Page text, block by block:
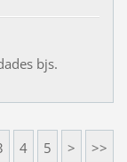
bjs.
4 5 > >>